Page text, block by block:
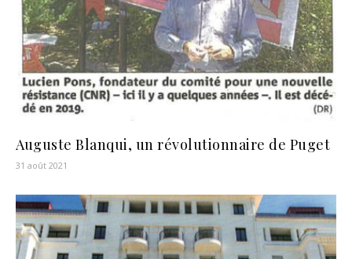
Auguste Blanqui, un révolutionnaire de Puget
31 août 2021